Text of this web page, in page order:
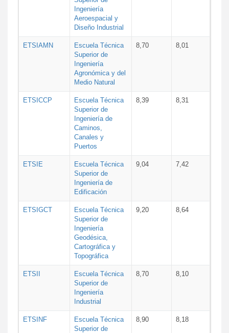
Ingeniería
Aeroespacial y
Diseño Industrial
ETSIAMN
Escuela Técnica
Superior de
Ingeniería
Agronómica y del
Medio Natural
8,70 8,01
ETSICCP
Escuela Técnica
Superior de
Ingeniería de
Caminos,
Canales y
Puertos
8,39 8,31
ETSIE
Escuela Técnica
Superior de
Ingeniería de
Edificación
9,04 7,42
ETSIGCT
Escuela Técnica
Superior de
Ingeniería
Geodésica,
Cartográfica y
Topográfica
9,20 8,64
ETSII
Escuela Técnica
Superior de
Ingeniería
Industrial
8,70 8,10
ETSINF
Escuela Técnica
Superior de
8,90 8,18